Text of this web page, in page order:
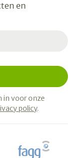
en
in voor onze
policy.